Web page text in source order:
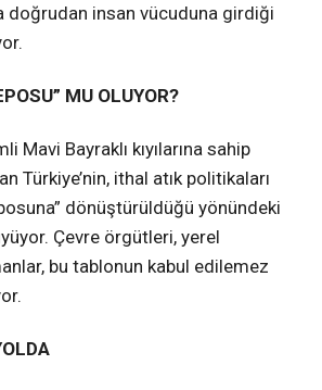
doğrudan insan vücuduna girdiği
MU OLUYOR?
Mavi Bayraklı kıyılarına sahip
Türkiye’nin, ithal atık politikaları
dönüştürüldüğü yönündeki
Çevre örgütleri, yerel
bu tablonun kabul edilemez